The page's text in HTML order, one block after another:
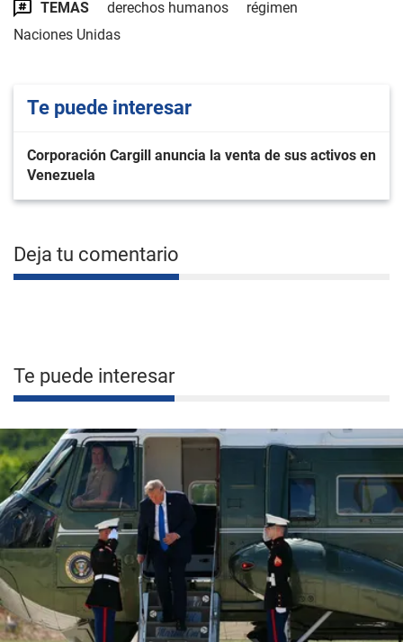
TEMAS derechos humanos
régimen
Naciones Unidas
Te puede interesar
Corporación Cargill anuncia la venta de sus activos en
Venezuela
Deja tu comentario
Te puede interesar